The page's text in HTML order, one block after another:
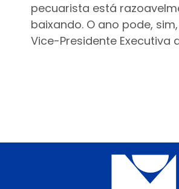
pecuarista está
baixando. O ano pode,
Vice-Presidente Executiva